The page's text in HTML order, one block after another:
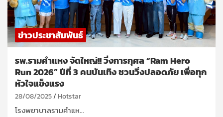
ข่าวประชาสัมพันธ์
รพ.รามคำแหง จัดใหญ่!! วิ่งการกุศล “Ram Hero
Run 2026” ปีที่ 3 คนบันเทิง ชวนวิ่งปลอดภัย เพื่อทุก
หัวใจแข็งแรง
28/08/2025 Hotstar
โรงพยาบาลรามคำแห…